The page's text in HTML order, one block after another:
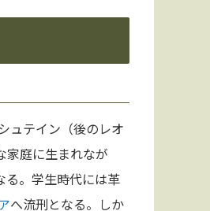
ュテイン（後のレオ
家庭に生まれなが
る。学生時代には革
へ流刑となる。しか